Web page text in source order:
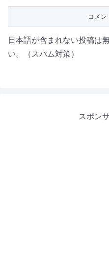
日本語が含まれない投稿は
い。（スパム対策）
スポン